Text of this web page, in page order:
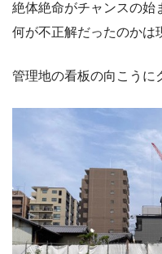
絶体絶命がチャンスの始
何が不正解だったのかは
管理地の看板の向こうに